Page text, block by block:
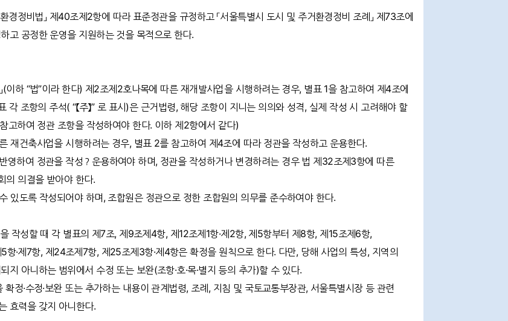
경정비법」 제40조제2항에 따라 표준정관을 규정하고 「서울특별시 도시 및 주거환경정비 조례」 제73조에
고 공정한 운영을 지원하는 것을 목적으로 한다.
이하 “법”이라 한다) 제2조제2호나목에 따른 재개발사업을 시행하려는 경우, 별표 1을 참고하여 제4조에
각 조항의 주석( “【주】” 로 표시)은 근거법령, 해당 조항이 지니는 의의와 성격, 실제 작성 시 고려해야 할
고하여 정관 조항을 작성하여야 한다. 이하 제2항에서 같다)
건축사업을 시행하려는 경우, 별표 2를 참고하여 제4조에 따라 정관을 작성하고 운용한다.
하여 정관을 작성？운용하여야 하며, 정관을 작성하거나 변경하려는 경우 법 제32조제3항에 따른
의 의결을 받아야 한다.
도록 작성되어야 하며, 조합원은 정관으로 정한 조합원의 의무를 준수하여야 한다.
성할 때 각 별표의 제7조, 제9조제4항, 제12조제1항·제2항, 제5항부터 제8항, 제15조제6항,
항·제7항, 제24조제7항, 제25조제3항·제4항은 확정을 원칙으로 한다. 다만, 당해 사업의 특성, 지역의
지 아니하는 범위에서 수정 또는 보완(조항·호·목·별지 등의 추가)할 수 있다.
정·수정·보완 또는 추가하는 내용이 관계법령, 조례, 지침 및 국토교통부장관, 서울특별시장 등 관련
효력을 갖지 아니한다.